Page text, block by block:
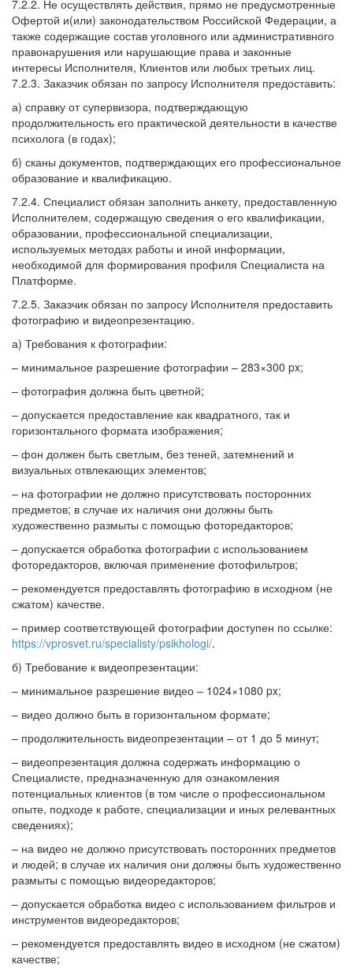
7.2.2. Не осуществлять действия, прямо не предусмотренные
Офертой и(или) законодательством Российской Федерации, а
также содержащие состав уголовного или административного
правонарушения или нарушающие права и законные
интересы Исполнителя, Клиентов или любых третьих лиц.
7.2.3. Заказчик обязан по запросу Исполнителя предоставить:
а) справку от супервизора, подтверждающую
продолжительность его практической деятельности в качестве
психолога (в годах);
б) сканы документов, подтверждающих его профессиональное
образование и квалификацию.
7.2.4. Специалист обязан заполнить анкету, предоставленную
Исполнителем, содержащую сведения о его квалификации,
образовании, профессиональной специализации,
используемых методах работы и иной информации,
необходимой для формирования профиля Специалиста на
Платформе.
7.2.5. Заказчик обязан по запросу Исполнителя предоставить
фотографию и видеопрезентацию.
а) Требования к фотографии:
– минимальное разрешение фотографии – 283×300 px;
– фотография должна быть цветной;
– допускается предоставление как квадратного, так и
горизонтального формата изображения;
– фон должен быть светлым, без теней, затемнений и
визуальных отвлекающих элементов;
– на фотографии не должно присутствовать посторонних
предметов; в случае их наличия они должны быть
художественно размыты с помощью фоторедакторов;
– допускается обработка фотографии с использованием
фоторедакторов, включая применение фотофильтров;
– рекомендуется предоставлять фотографию в исходном (не
сжатом) качестве.
– пример соответствующей фотографии доступен по ссылке:
https://vprosvet.ru/specialisty/psikhologi/.
б) Требование к видеопрезентации:
– минимальное разрешение видео – 1024×1080 px;
– видео должно быть в горизонтальном формате;
– продолжительность видеопрезентации – от 1 до 5 минут;
– видеопрезентация должна содержать информацию о
Специалисте, предназначенную для ознакомления
потенциальных клиентов (в том числе о профессиональном
опыте, подходе к работе, специализации и иных релевантных
сведениях);
– на видео не должно присутствовать посторонних предметов
и людей; в случае их наличия они должны быть художественно
размыты с помощью видеоредакторов;
– допускается обработка видео с использованием фильтров и
инструментов видеоредакторов;
– рекомендуется предоставлять видео в исходном (не сжатом)
качестве;